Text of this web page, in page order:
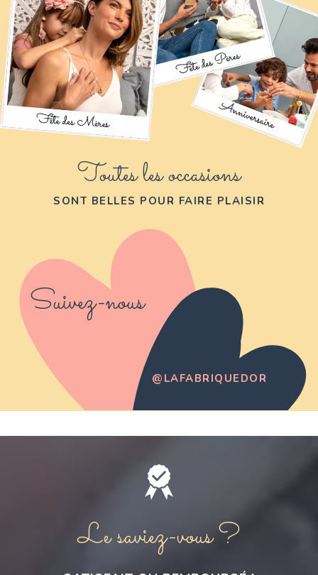
Toutes les occasions
SONT BELLES POUR FAIRE PLAISIR
Suivez-nous
@LAFABRIQUEDOR
Le saviez-vous ?